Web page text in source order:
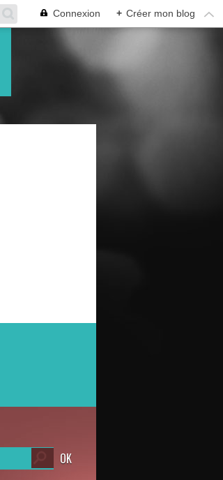
Connexion + Créer mon blog